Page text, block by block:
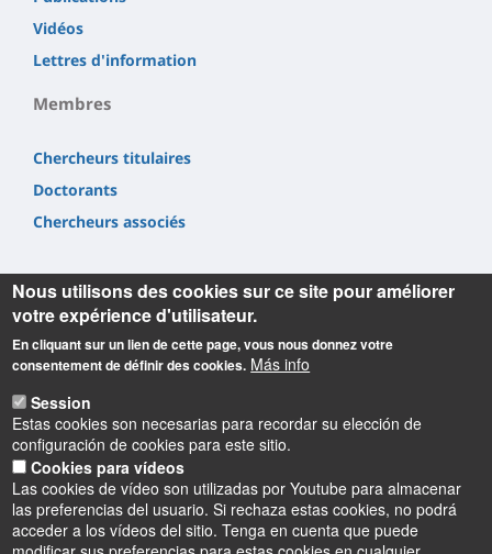
Vidéos
Lettres d'information
Membres
Chercheurs titulaires
Doctorants
Chercheurs associés
Informations
Laboratoire Rémélice
Réception et Médiation de Littératures et de Cultures
Etrangères et comparées
UFR Collegium Lettres, Langues et Sciences Humaines
10 rue de Tours
BP 46527 - 45065 Orléans cedex 2
Nous utilisons des cookies sur ce site pour améliorer
votre expérience d'utilisateur.
En cliquant sur un lien de cette page, vous nous donnez votre
consentement de définir des cookies. Más info
Session
Estas cookies son necesarias para recordar su elección de
configuración de cookies para este sitio.
Cookies para vídeos
Las cookies de vídeo son utilizadas por Youtube para almacenar
las preferencias del usuario. Si rechaza estas cookies, no podrá
acceder a los vídeos del sitio. Tenga en cuenta que puede